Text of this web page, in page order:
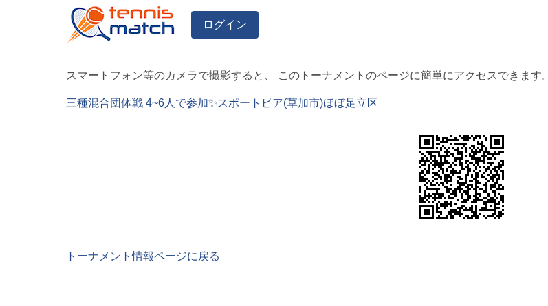
ログイン
スマートフォン等のカメラで撮影すると、 このトーナメントのページに簡単にアクセスできます。
三種混合団体戦 4~6人で参加✨スポートピア(草加市)ほぼ足立区
トーナメント情報ページに戻る